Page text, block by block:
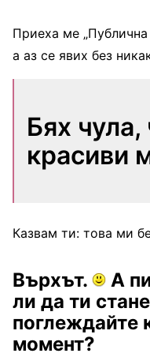
Приеха ме
а аз се явих без
Бях
красиви
Казвам ти: това ми
Върхът.
А
ли да ти
поглеждайте
момент?